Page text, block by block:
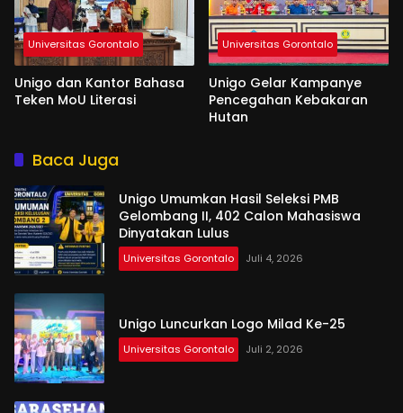
Universitas Gorontalo
Unigo dan Kantor Bahasa
Teken MoU Literasi
Universitas Gorontalo
Unigo Gelar Kampanye
Pencegahan Kebakaran
Hutan
Baca Juga
Unigo Umumkan Hasil Seleksi PMB
Gelombang II, 402 Calon Mahasiswa
Dinyatakan Lulus
Universitas Gorontalo Juli 4, 2026
Unigo Luncurkan Logo Milad Ke-25
Universitas Gorontalo Juli 2, 2026